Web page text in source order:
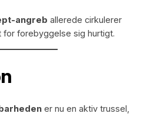
angreb allerede cirkulerer
for forebyggelse sig hurtigt.
er nu en aktiv trussel,